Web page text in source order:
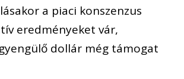
a piaci konszenzus
eredményeket vár,
dollár még támogat